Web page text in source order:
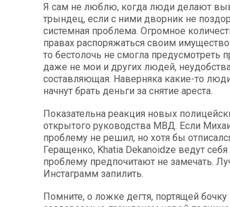
Я сам не люблю, когда люди делают
трындец, если с ними дворник не
системная проблема. Огромное
правах распоряжаться своим
то бестолочь не смогла предусмотреть
даже не мои и других людей,
составляющая. Наверняка какие-то
начнут брать деньги за снятие ареста.
Показательна реакция новых
открытого руководства МВД. Если
проблему не решил, но хотя бы
Геращенко, Khatia Dekanoidze ведут
проблему предпочитают не замечать.
Инстаграмм запилить.
Помните, о ложке дегтя, портящей